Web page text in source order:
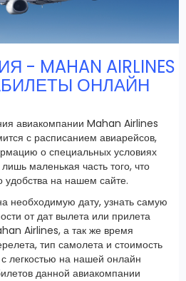
MAHAN AIRLINES
ОНЛАЙН
авиакомпании Mahan Airlines
с расписанием авиарейсов,
о специальных условиях
маленькая часть того, что
удобства на нашем сайте.
необходимую дату, узнать самую
от дат вылета или прилета
Airlines, а так же время
тип самолета и стоимость
легкостью на нашей онлайн
данной авиакомпании